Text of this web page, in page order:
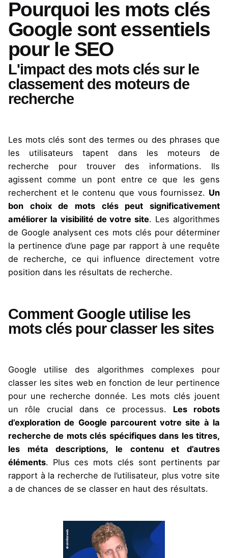
Pourquoi les mots clés
Google sont essentiels
pour le SEO
L'impact des mots clés sur le
classement des moteurs de
recherche
Les mots clés sont des termes ou des phrases que
les utilisateurs tapent dans les moteurs de
recherche pour trouver des informations. Ils
agissent comme un pont entre ce que les gens
recherchent et le contenu que vous fournissez. Un
bon choix de mots clés peut significativement
améliorer la visibilité de votre site. Les algorithmes
de Google analysent ces mots clés pour déterminer
la pertinence d’une page par rapport à une requête
de recherche, ce qui influence directement votre
position dans les résultats de recherche.
Comment Google utilise les
mots clés pour classer les sites
Google utilise des algorithmes complexes pour
classer les sites web en fonction de leur pertinence
pour une recherche donnée. Les mots clés jouent
un rôle crucial dans ce processus. Les robots
d’exploration de Google parcourent votre site à la
recherche de mots clés spécifiques dans les titres,
les méta descriptions, le contenu et d’autres
éléments. Plus ces mots clés sont pertinents par
rapport à la recherche de l’utilisateur, plus votre site
a de chances de se classer en haut des résultats.